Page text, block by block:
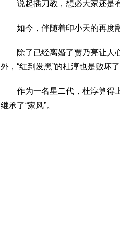
说起插刀教，想必大家还是有
如今，伴随着印小天的再度翻
除了已经离婚了贾乃亮让人心
外，“红到发黑”的杜淳也是败坏
作为一名星二代，杜淳算得上
继承了“家风”。